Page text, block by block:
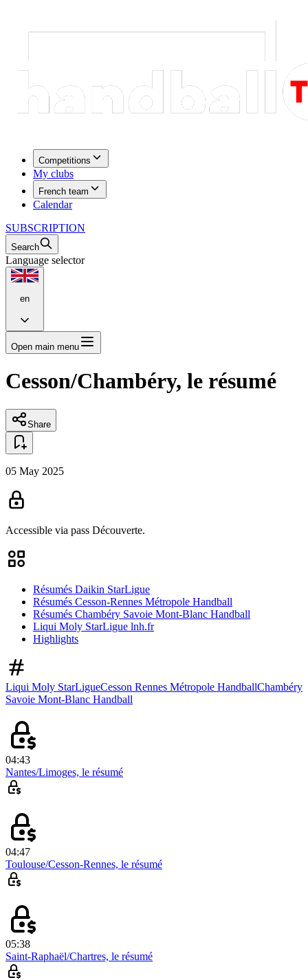
Competitions
My clubs
French team
Calendar
SUBSCRIPTION
Search
Language selector
en
Open main menu
Cesson/Chambéry, le résumé
Share
05 May 2025
Accessible via pass Découverte.
Résumés Daikin StarLigue
Résumés Cesson-Rennes Métropole Handball
Résumés Chambéry Savoie Mont-Blanc Handball
Liqui Moly StarLigue lnh.fr
Highlights
Liqui Moly StarLigueCesson Rennes Métropole HandballChambéry
Savoie Mont-Blanc Handball
04:43
Nantes/Limoges, le résumé
04:47
Toulouse/Cesson-Rennes, le résumé
05:38
Saint-Raphaël/Chartres, le résumé